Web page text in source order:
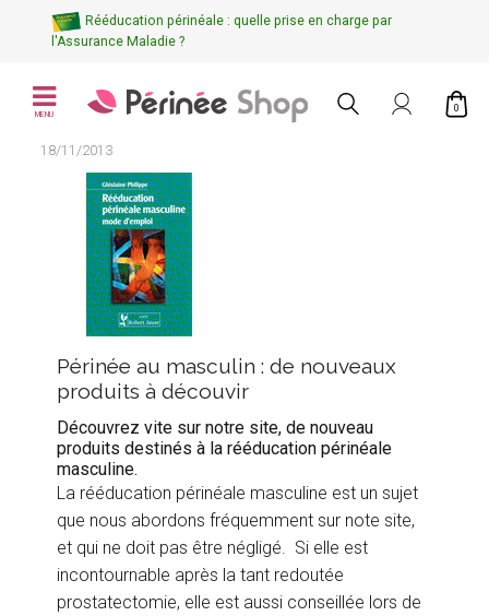
Rééducation périnéale : quelle prise en charge par
l'Assurance Maladie ?
MENU
0
18/11/2013
Périnée au masculin : de nouveaux
produits à découvir
Découvrez vite sur notre site, de nouveau
produits destinés à la rééducation périnéale
masculine.
La rééducation périnéale masculine est un sujet
que nous abordons fréquemment sur note site,
et qui ne doit pas être négligé. Si elle est
incontournable après la tant redoutée
prostatectomie, elle est aussi conseillée lors de